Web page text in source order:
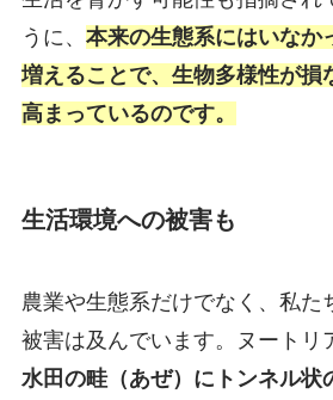
うに、 本来の生態系にはいなか
増えることで、生物多様性が損
高まっているのです。
生活環境への被害も
農業や生態系だけでなく、私た
被害は及んでいます。ヌートリ
水田の畦（あぜ）にトンネル状